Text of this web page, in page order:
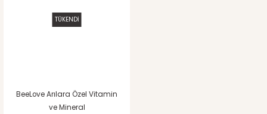
TÜKENDİ
BeeLove Arılara Özel Vitamin
ve Mineral